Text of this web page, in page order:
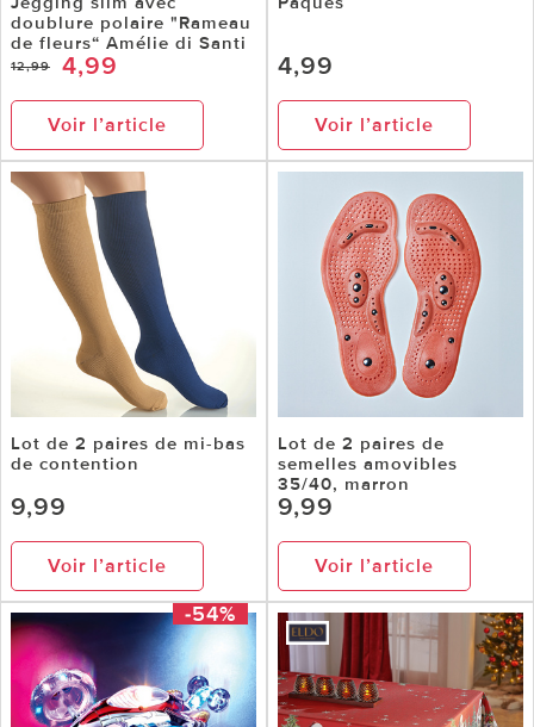
doublure polaire "Rameau
de fleurs“ Amélie di Santi
12,99 4,99
Voir l’article
4,99
Voir l’article
Lot de 2 paires de mi-bas
de contention
9,99
Voir l’article
Lot de 2 paires de
semelles amovibles
35/40, marron
9,99
Voir l’article
-54%